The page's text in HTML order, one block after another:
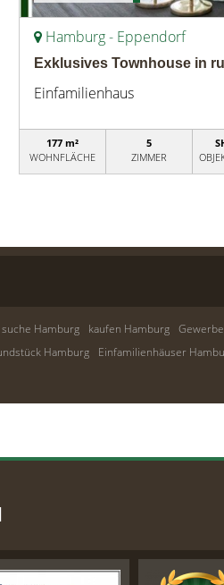
Hamburg - Eppendorf
Exklusives Townhouse in
Einfamilienhaus
177 m²
WOHNFLÄCHE
5
ZIMMER
Hamburg kaufen Hamburg
Hamburg Einfamilienhäuser